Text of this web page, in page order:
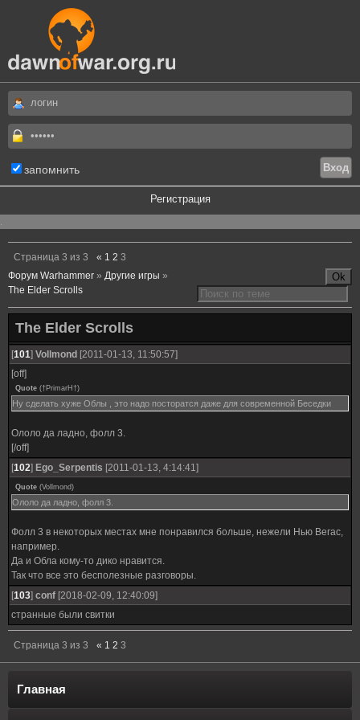
запомнить
Регистрация
.
Страница 3 из 3 « 1 2 3
Форум Warhammer » Другие игры »
The Elder Scrolls
The Elder Scrolls
[101] Vollmond [2011-01-13, 11:50:57]
[off]
Quote (†PrimarH†)
Ну сделать хуже Облы , это надо посторатся даже для современной Беседки
Ололо да ладно, фолл 3.
[/off]
[102] Ego_Serpentis [2011-01-13, 4:14:41]
Quote (Vollmond)
Ололо да ладно, фолл 3.
Фолл 3 в некоторых местах мне понравился больше, нежели Нью Вегас,
например.
Да и Обла кому-то дико нравится.
Так что все это бесполезные разговоры.
[103] conf [2018-02-09, 12:40:09]
странные были свитки
Страница 3 из 3 « 1 2 3
Главная